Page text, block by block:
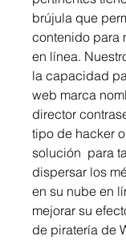
brújula que
contenido para
en línea.
la capacidad
web marca
director
tipo de hacker
solución  para
dispersar los
en su nube en
mejorar su
de piratería de